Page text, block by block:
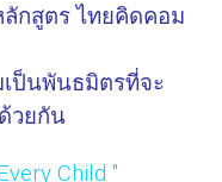
กสูตร ไทยคิดคอม
ป็นพันธมิตรที่จะ
วยกัน
Child "